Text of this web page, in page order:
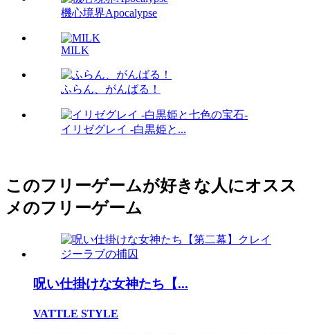
機心境界Apocalypse
MILK
ふらん、がんばる！
イリゼグレイ -白黒姫と...
このフリーゲームが好きな人にオスス
メのフリーゲーム
呪い仕掛けな女神たち【...
VATTLE STYLE